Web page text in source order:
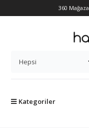
360 Mağaza
Kategoriler